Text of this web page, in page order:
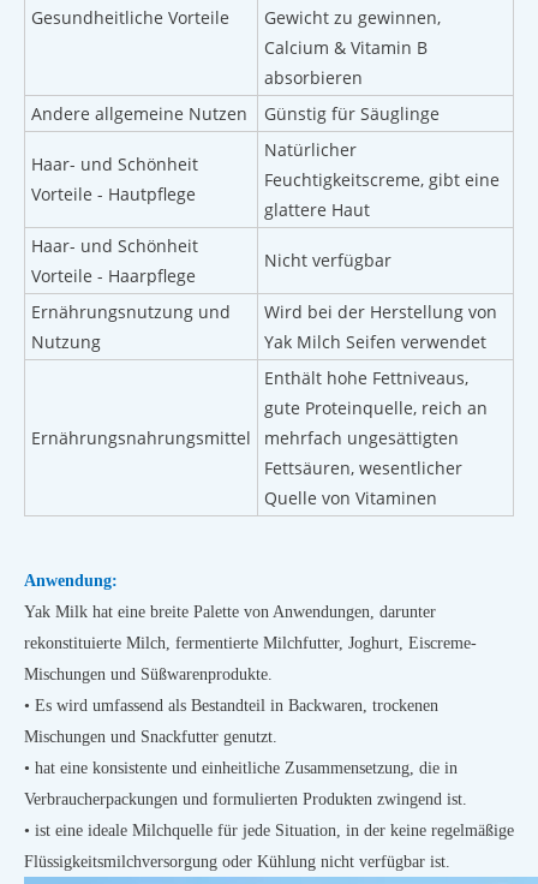
Gesundheitliche Vorteile
Gewicht zu gewinnen,
Calcium & Vitamin B
absorbieren
Andere allgemeine Nutzen
Günstig für Säuglinge
Haar- und Schönheit
Vorteile - Hautpflege
Natürlicher
Feuchtigkeitscreme, gibt eine
glattere Haut
Haar- und Schönheit
Vorteile - Haarpflege
Nicht verfügbar
Ernährungsnutzung und
Nutzung
Wird bei der Herstellung von
Yak Milch Seifen verwendet
Ernährungsnahrungsmittel
Enthält hohe Fettniveaus,
gute Proteinquelle, reich an
mehrfach ungesättigten
Fettsäuren, wesentlicher
Quelle von Vitaminen
Anwendung:
Yak Milk hat eine breite Palette von Anwendungen, darunter
rekonstituierte Milch, fermentierte Milchfutter, Joghurt, Eiscreme-
Mischungen und Süßwarenprodukte.
• Es wird umfassend als Bestandteil in Backwaren, trockenen
Mischungen und Snackfutter genutzt.
• hat eine konsistente und einheitliche Zusammensetzung, die in
Verbraucherpackungen und formulierten Produkten zwingend ist.
• ist eine ideale Milchquelle für jede Situation, in der keine regelmäßige
Flüssigkeitsmilchversorgung oder Kühlung nicht verfügbar ist.